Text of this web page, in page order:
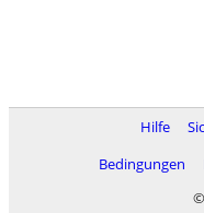
Hilfe
Bedingungen